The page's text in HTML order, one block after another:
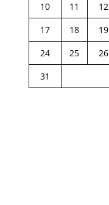
10
11 12
17
18 19
24
25 26
31